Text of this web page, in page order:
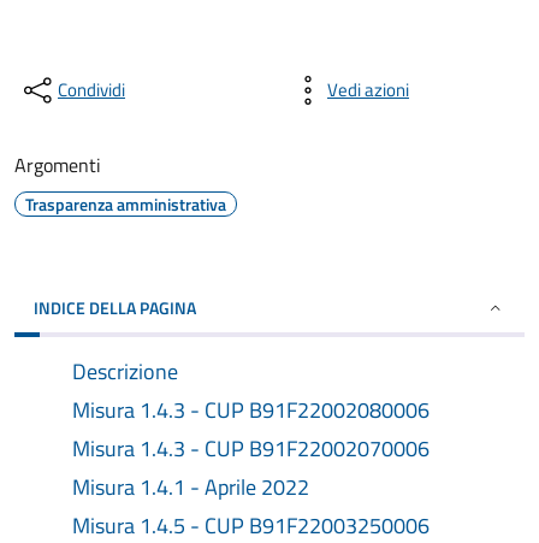
Condividi Vedi azioni
Argomenti
Trasparenza amministrativa
INDICE DELLA PAGINA
Descrizione
Misura 1.4.3 - CUP B91F22002080006
Misura 1.4.3 - CUP B91F22002070006
Misura 1.4.1 - Aprile 2022
Misura 1.4.5 - CUP B91F22003250006